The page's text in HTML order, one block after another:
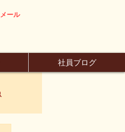
メール
社員ブログ